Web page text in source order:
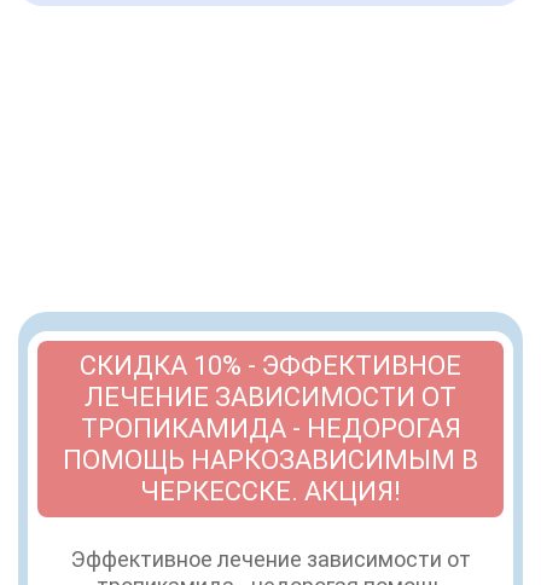
СКИДКА 10% - ЭФФЕКТИВНОЕ
ЛЕЧЕНИЕ ЗАВИСИМОСТИ ОТ
ТРОПИКАМИДА - НЕДОРОГАЯ
ПОМОЩЬ НАРКОЗАВИСИМЫМ В
ЧЕРКЕССКЕ. АКЦИЯ!
Эффективное лечение зависимости от